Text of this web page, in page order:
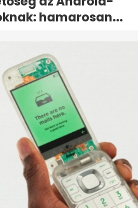
hamarosan...